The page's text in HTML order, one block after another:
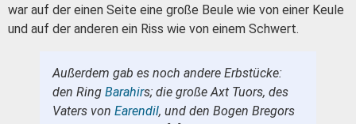
war auf der einen Seite eine große Beule wie von einer Keule
und auf der anderen ein Riss wie von einem Schwert.
Außerdem gab es noch andere Erbstücke:
den Ring Barahirs; die große Axt Tuors, des
Vaters von Earendil, und den Bogen Bregors